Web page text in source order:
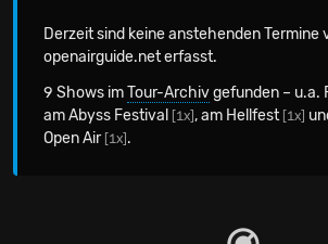
Derzeit sind keine anstehenden Termine
openairguide.net erfasst.
9 Shows imTour-Archivgefunden –
am Abyss Festival
[1x] , am Hellfest [1x]
Open Air [1x] .